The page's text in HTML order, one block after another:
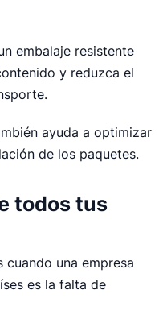
embalaje resistente
y reduzca el
ayuda a optimizar
de los paquetes.
todos tus
una empresa
es la falta de